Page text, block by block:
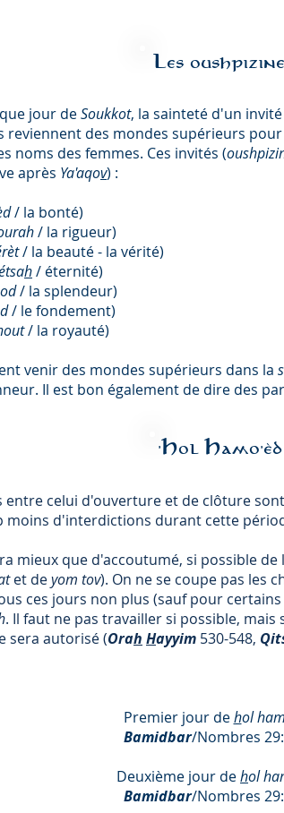
Les oushpizine
jour deSoukkot, la sainteté d'un
des mondes supérieurs
noms des femmes. Ces invités (
après Ya'aqov) :
/ la bonté)
/ la rigueur)
/ la beauté - la vérité)
h/ éternité)
/ la splendeur)
/ le fondement)
/ la royauté)
venir des mondes supérieurs dans la
Il est bon également de dire des
'Hol Hamo'èd
celui d'ouverture et de clôture
moins d'interdictions durant cette
mieux que d'accoutumé, si possible
et deyom tov). On ne se coupe pas les
ces jours non plus (sauf pour
. Il faut ne pas travailler si possible,
sera autorisé (Orah Hayyim 530-548,
Premier jour dehol
Bamidbar/Nombres
Deuxième jour dehol
Bamidbar/Nombres